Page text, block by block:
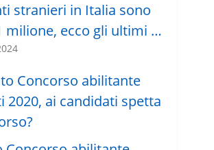
stranieri in Italia sono
milione, ecco gli ultimi …